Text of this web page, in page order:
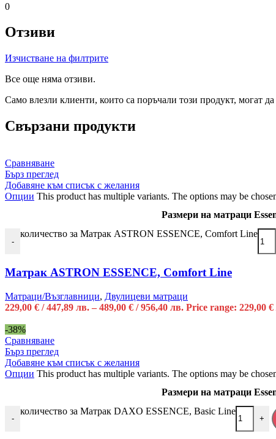
0
Отзиви
Изчистване на филтрите
Все още няма отзиви.
Само влезли клиенти, които са поръчали този продукт, могат да
Свързани продукти
Сравняване
Бърз преглед
Добавяне към списък с желания
Опции This product has multiple variants. The options may be
Размери на матраци
-
количество за Матрак ASTRON ESSENCE, Comfort Line
Матрак ASTRON ESSENCE, Comfort Line
Матраци/Възглавници, Двулицеви матраци
229,00 € / 447,89 лв. – 489,00 € / 956,40 лв. Price range: 229,00
-38%
Сравняване
Бърз преглед
Добавяне към списък с желания
Опции This product has multiple variants. The options may be
Размери на матраци
-
количество за Матрак DAXO ESSENCE, Basic Line
+